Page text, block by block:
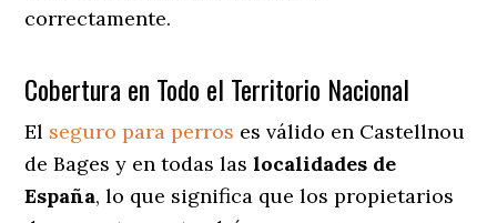
correctamente.
Cobertura en Todo el Territorio Nacional
El seguro para perros es válido en Castellnou
de Bages y en todas laslocalidades de
España, lo que significa que los propietarios